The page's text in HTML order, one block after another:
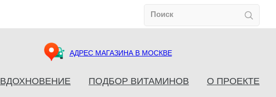
АДРЕС МАГАЗИНА В МОСКВЕ
ВДОХНОВЕНИЕ ПОДБОР ВИТАМИНОВ О ПРОЕКТЕ